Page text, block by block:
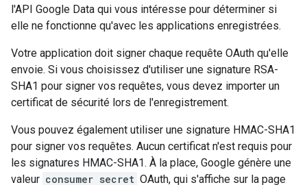
l'API Google Data qui vous intéresse pour déterminer si
elle ne fonctionne qu'avec les applications enregistrées.
Votre application doit signer chaque requête OAuth qu'elle
envoie. Si vous choisissez d'utiliser une signature RSA-
SHA1 pour signer vos requêtes, vous devez importer un
certificat de sécurité lors de l'enregistrement.
Vous pouvez également utiliser une signature HMAC-SHA1
pour signer vos requêtes. Aucun certificat n'est requis pour
les signatures HMAC-SHA1. À la place, Google génère une
valeur consumer secret OAuth, qui s'affiche sur la page